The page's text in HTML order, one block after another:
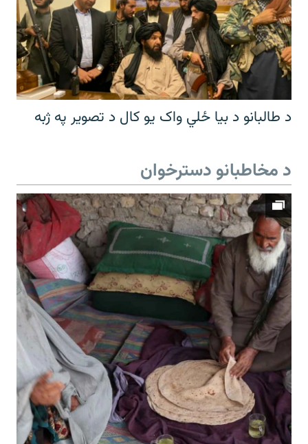
د طالبانو د بیا ځلي واک یو کال د تصویر په ژبه
د مخاطبانو دسترخوان